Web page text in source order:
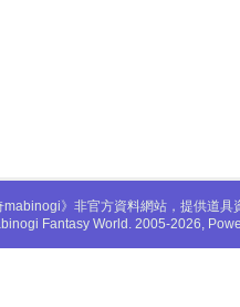
》非官方資料網站，提供道
Fantasy World. 2005-2026,